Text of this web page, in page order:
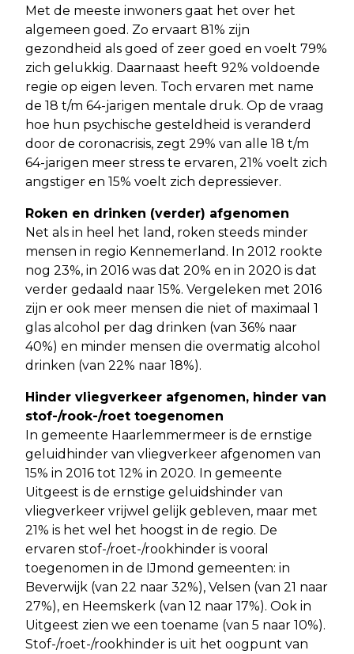
Met de meeste inwoners gaat het over het
algemeen goed. Zo ervaart 81% zijn
gezondheid als goed of zeer goed en voelt 79%
zich gelukkig. Daarnaast heeft 92% voldoende
regie op eigen leven. Toch ervaren met name
de 18 t/m 64-jarigen mentale druk. Op de vraag
hoe hun psychische gesteldheid is veranderd
door de coronacrisis, zegt 29% van alle 18 t/m
64-jarigen meer stress te ervaren, 21% voelt zich
angstiger en 15% voelt zich depressiever.
Roken en drinken (verder) afgenomen
Net als in heel het land, roken steeds minder
mensen in regio Kennemerland. In 2012 rookte
nog 23%, in 2016 was dat 20% en in 2020 is dat
verder gedaald naar 15%. Vergeleken met 2016
zijn er ook meer mensen die niet of maximaal 1
glas alcohol per dag drinken (van 36% naar
40%) en minder mensen die overmatig alcohol
drinken (van 22% naar 18%).
Hinder vliegverkeer afgenomen, hinder van
stof-/rook-/roet toegenomen
In gemeente Haarlemmermeer is de ernstige
geluidhinder van vliegverkeer afgenomen van
15% in 2016 tot 12% in 2020. In gemeente
Uitgeest is de ernstige geluidshinder van
vliegverkeer vrijwel gelijk gebleven, maar met
21% is het wel het hoogst in de regio. De
ervaren stof-/roet-/rookhinder is vooral
toegenomen in de IJmond gemeenten: in
Beverwijk (van 22 naar 32%), Velsen (van 21 naar
27%), en Heemskerk (van 12 naar 17%). Ook in
Uitgeest zien we een toename (van 5 naar 10%).
Stof-/roet-/rookhinder is uit het oogpunt van